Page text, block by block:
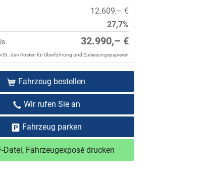
12.609,– €
27,7%
32.990,– €
den Kosten für Überführung und Zulassungspapieren
Fahrzeug bestellen
Wir rufen Sie an
Fahrzeug parken
Datei, Fahrzeugexposé drucken